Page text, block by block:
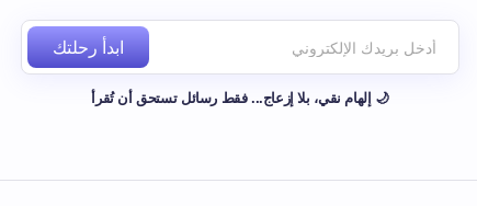
ابدأ رحلتك
🌙 إلهام نقي، بلا إزعاج... فقط رسائل تستحق أن تُقرأ